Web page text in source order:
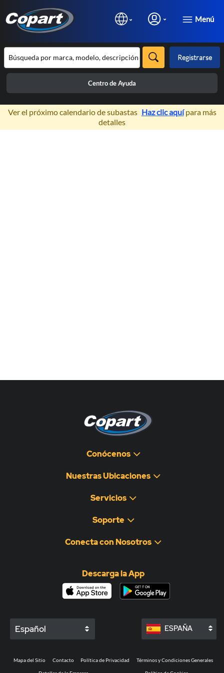
Menú
Registrarse
Centro de Ayuda
×
Ver el próximo calendario de subastas Haz clic aquípara más
detalles
Conócenos
Nuestras Ubicaciones
Servicios
Soporte
Conecta con Nosotros
Descarga la App
Español ESPAÑA
Mapa del Sitio Contacto Política de Privacidad Términos y Condiciones Generales